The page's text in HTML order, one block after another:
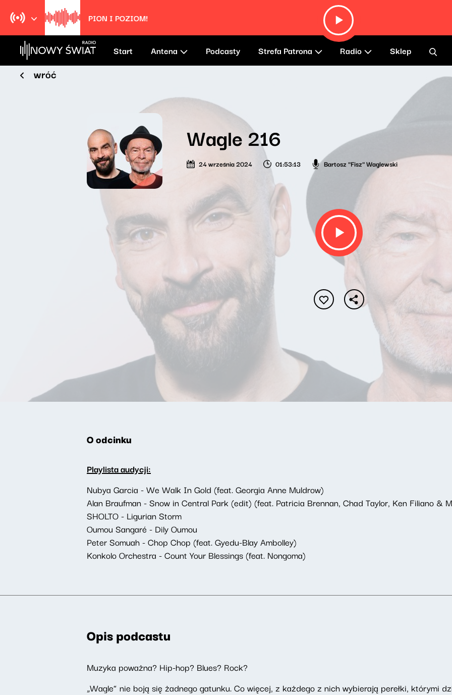
PION I POZIOM!
Start Antena Podcasty Strefa Patrona Radio Sklep
wróć
Wagle 216
24 września 2024 01:53:13 Bartosz "Fisz" Waglewski
O odcinku
Playlista audycji:
Nubya Garcia - We Walk In Gold (feat. Georgia Anne Muldrow)
Alan Braufman - Snow in Central Park (edit) (feat. Patricia Brennan, Chad Taylor, Ken Filiano &
SHOLTO - Ligurian Storm
Oumou Sangaré - Dily Oumou
Peter Somuah - Chop Chop (feat. Gyedu-Blay Ambolley)
Konkolo Orchestra - Count Your Blessings (feat. Nongoma)
Opis podcastu
Muzyka poważna? Hip-hop? Blues? Rock?
„Wagle” nie boją się żadnego gatunku. Co więcej, z każdego z nich wybierają perełki, którymi